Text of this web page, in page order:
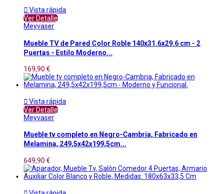
 Vista rápida
Ver Detalle
Meyvaser
Mueble TV de Pared Color Roble 140x31.6x29.6 cm - 2
Puertas - Estilo Moderno...
169,90 €
 Vista rápida
Ver Detalle
Meyvaser
Mueble tv completo en Negro-Cambria, Fabricado en
Melamina, 249,5x42x199,5cm...
649,90 €